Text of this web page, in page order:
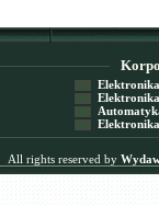
Elektronika
Elektronika
Automatyka
Elektronika
All rights reserved by